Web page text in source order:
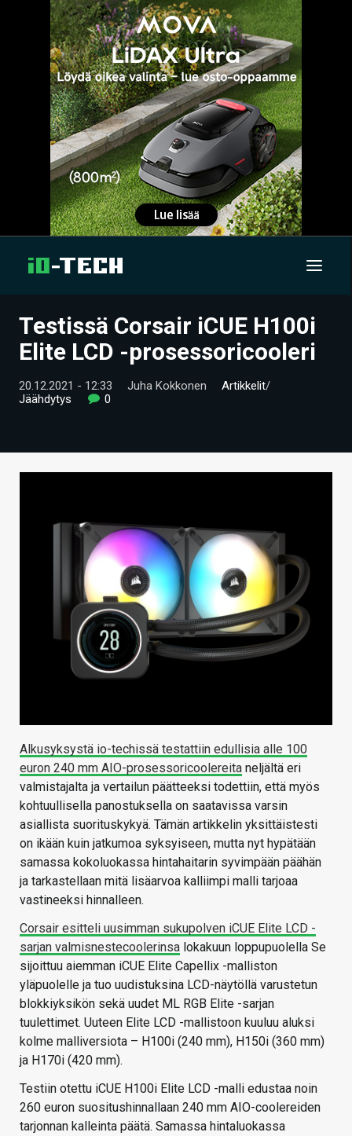
UUTISET
VIDEOT
TIETOA
VAIHDA TEEMA
Testissä Corsair iCUE H100i
Elite LCD -prosessoricooleri
20.12.2021 - 12:33 Juha Kokkonen Artikkelit/
Jäähdytys
0
Alkusyksystä io-techissä testattiin edullisia alle 100
euron 240 mm AIO-prosessoricoolereita neljältä eri
valmistajalta ja vertailun päätteeksi todettiin, että myös
kohtuullisella panostuksella on saatavissa varsin
asiallista suorituskykyä. Tämän artikkelin yksittäistesti
on ikään kuin jatkumoa syksyiseen, mutta nyt hypätään
samassa kokoluokassa hintahaitarin syvimpään päähän
ja tarkastellaan mitä lisäarvoa kalliimpi malli tarjoaa
vastineeksi hinnalleen.
Corsair esitteli uusimman sukupolven iCUE Elite LCD -
sarjan valmisnestecoolerinsa lokakuun loppupuolella Se
sijoittuu aiemman iCUE Elite Capellix -malliston
yläpuolelle ja tuo uudistuksina LCD-näytöllä varustetun
blokkiyksikön sekä uudet ML RGB Elite -sarjan
tuulettimet. Uuteen Elite LCD -mallistoon kuuluu aluksi
kolme malliversiota – H100i (240 mm), H150i (360 mm)
ja H170i (420 mm).
Testiin otettu iCUE H100i Elite LCD -malli edustaa noin
260 euron suositushinnallaan 240 mm AIO-coolereiden
tarjonnan kalleinta päätä. Samassa hintaluokassa